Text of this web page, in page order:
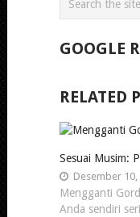
GOOGLE
RELATED
Sesuai Musim:
Desember 10,
Mengganti
Anda sendiri